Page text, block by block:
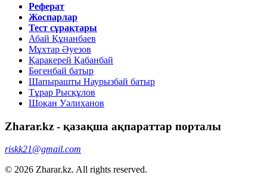
Реферат
Жоспарлар
Тест сұрақтары
Абай Құнанбаев
Мұхтар Әуезов
Қаракерей Қабанбай
Бөгенбай батыр
Шапырашты Наурызбай батыр
Тұрар Рысқұлов
Шоқан Уәлиханов
Zharar.kz - қазақша ақпараттар порталы
riskk21@gmail.com
© 2026 Zharar.kz. All rights reserved.